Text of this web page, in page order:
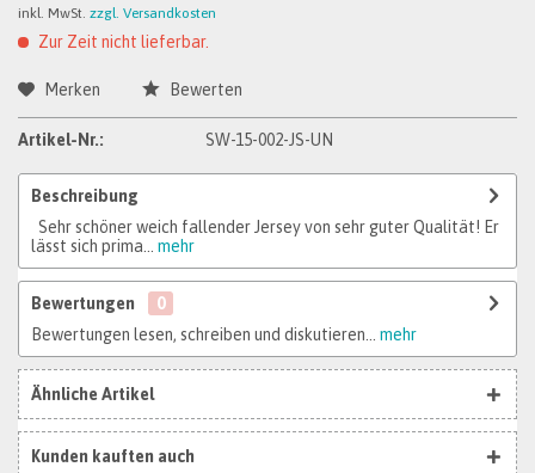
inkl. MwSt. zzgl. Versandkosten
Zur Zeit nicht lieferbar.
Merken Bewerten
Artikel-Nr.: SW-15-002-JS-UN
Beschreibung
Sehr schöner weich fallender Jersey von sehr guter Qualität! Er
lässt sich prima...
mehr
Bewertungen
0
Bewertungen lesen, schreiben und diskutieren...
mehr
Ähnliche Artikel
Kunden kauften auch